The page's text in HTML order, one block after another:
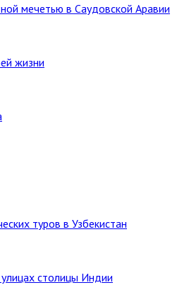
мечетью в Саудовской Аравии
жизни
туров в Узбекистан
улицах столицы Индии